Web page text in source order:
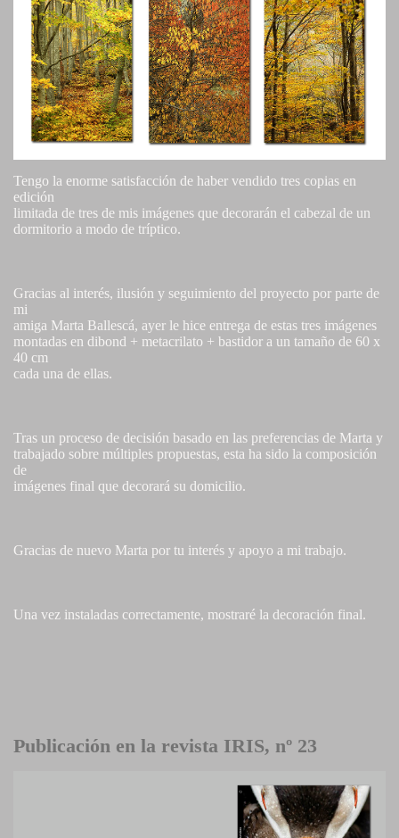
Tengo la enorme satisfacción de haber vendido tres copias en
edición
limitada de tres de mis imágenes que decorarán el cabezal de un
dormitorio a modo de tríptico.
Gracias al interés, ilusión y seguimiento del proyecto por parte de
mi
amiga Marta Ballescá, ayer le hice entrega de estas tres imágenes
montadas en dibond + metacrilato + bastidor a un tamaño de 60 x
40 cm
cada una de ellas.
Tras un proceso de decisión basado en las preferencias de Marta y
trabajado sobre múltiples propuestas, esta ha sido la composición
de
imágenes final que decorará su domicilio.
Gracias de nuevo Marta por tu interés y apoyo a mi trabajo.
Una vez instaladas correctamente, mostraré la decoración final.
Publicación en la revista IRIS, nº 23